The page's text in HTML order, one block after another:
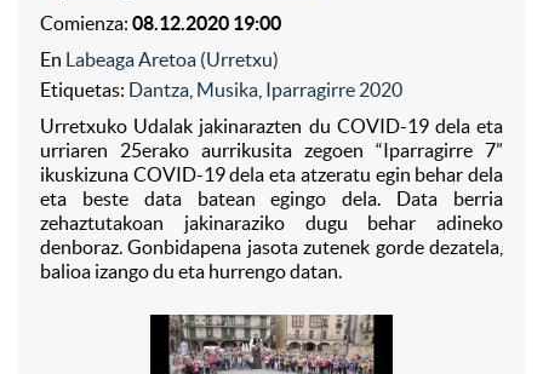
Comienza: 08.12.2020 19:00
En Labeaga Aretoa (Urretxu)
Etiquetas: Dantza Musika Iparragirre 2020
Urretxuko Udalak jakinarazten du COVID-19 dela eta
urriaren 25erako aurrikusita zegoen “Iparragirre 7”
ikuskizuna COVID-19 dela eta atzeratu egin behar dela
eta beste data batean egingo dela. Data berria
zehaztutakoan jakinaraziko dugu behar adineko
denboraz. Gonbidapena jasota zutenek gorde dezatela,
balioa izango du eta hurrengo datan.